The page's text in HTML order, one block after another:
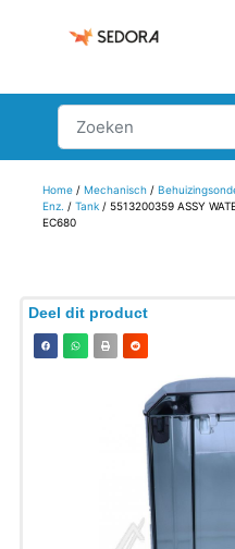
Home/ Mechanisch/
Enz. / Tank/ 5513200359 ASSY
EC680
Deel dit product